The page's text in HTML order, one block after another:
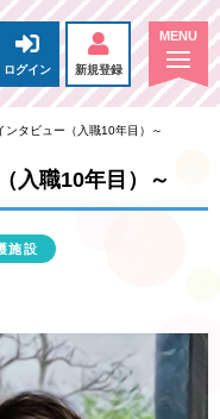
ログイン 新規登録
ンタビュー（入職10年目）～
入職10年目）～
施設